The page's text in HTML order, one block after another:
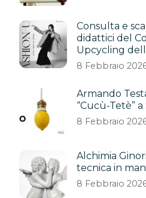
Consulta e
didattici del
Upcycling
8 Febbraio
Armando
“Cucù-Tetè” a
8 Febbraio
Alchimia
tecnica in
8 Febbraio